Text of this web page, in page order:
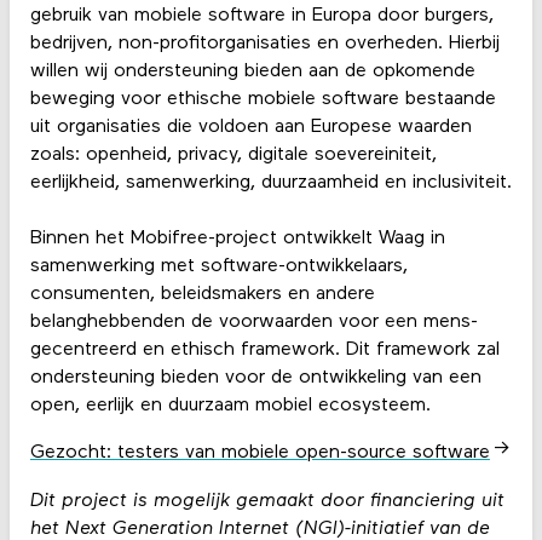
gebruik van mobiele software in Europa door burgers,
bedrijven, non-profitorganisaties en overheden. Hierbij
willen wij ondersteuning bieden aan de opkomende
beweging voor ethische mobiele software bestaande
uit organisaties die voldoen aan Europese waarden
zoals: openheid, privacy, digitale soevereiniteit,
eerlijkheid, samenwerking, duurzaamheid en inclusiviteit.
Binnen het Mobifree-project ontwikkelt Waag in
samenwerking met software-ontwikkelaars,
consumenten, beleidsmakers en andere
belanghebbenden de voorwaarden voor een mens-
gecentreerd en ethisch framework. Dit framework zal
ondersteuning bieden voor de ontwikkeling van een
open, eerlijk en duurzaam mobiel ecosysteem.
Gezocht: testers van mobiele open-source software
Dit project is mogelijk gemaakt door financiering uit
het Next Generation Internet (NGI)-initiatief van de